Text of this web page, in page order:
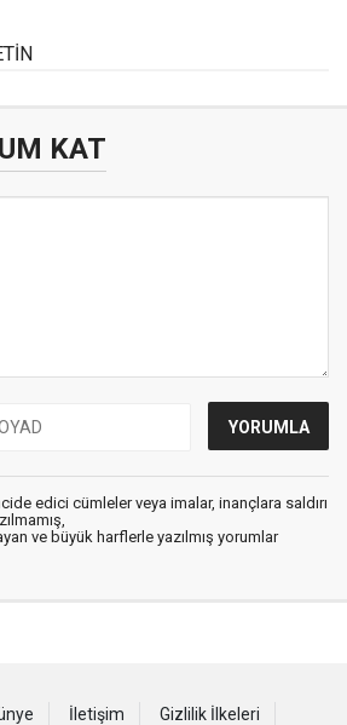
KAT
edici cümleler veya imalar, inançlara saldırı
ve büyük harflerle yazılmış yorumlar
İletişim Gizlilik İlkeleri